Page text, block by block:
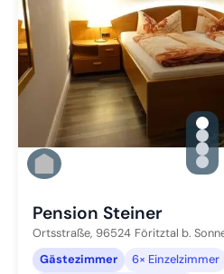
Zu
Zu
Zu
Zu
Pension Steiner
Ortsstraße, 96524 Föritztal b.
Gästezimmer
6× Einzelzimmer